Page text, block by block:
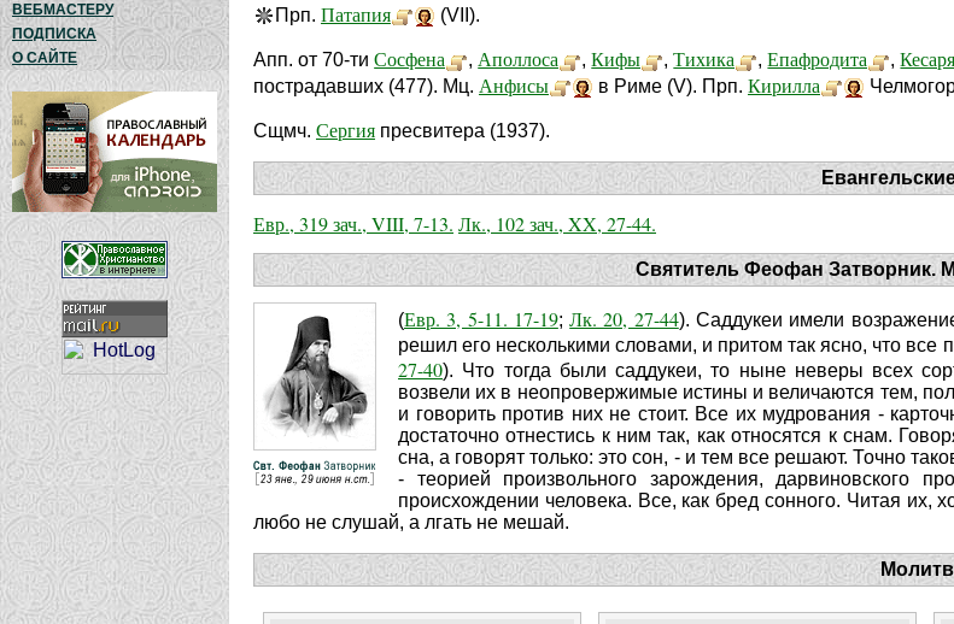
ВЕБМАСТЕРУ
ПОДПИСКА
О САЙТЕ
Прп. Патапия (VII).
Апп. от 70-тиСосфена ,Аполлоса ,Кифы ,Тихика ,Епафродита ,Кесаря
пострадавших (477). Мц. Анфисы в Риме (V). Прп. Кирилла
Сщмч. Сергия пресвитера (1937).
Евр., 319 зач., VIII, 7-13. Лк., 102 зач., XX, 27-44.
Святитель Феофан Затворник.
(Евр. 3, 5-11. 17-19;Лк. 20, 27-44). Саддукеи имели
решил его несколькими словами, и притом так ясно, что
27-40). Что тогда были саддукеи, то ныне неверы всех
возвели их в неопровержимые истины и величаются тем,
и говорить против них не стоит. Все их мудрования -
достаточно отнестись к ним так, как относятся к снам.
сна, а говорят только: это сон, - и тем все решают. Точно
- теорией произвольного зарождения,
происхождении человека. Все, как бред сонного. Читая
любо не слушай, а лгать не мешай.